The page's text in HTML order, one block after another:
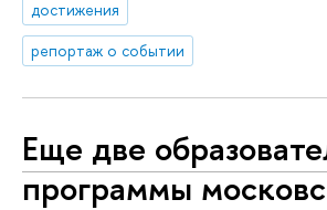
достижения
репортаж о событии
Еще две
программы